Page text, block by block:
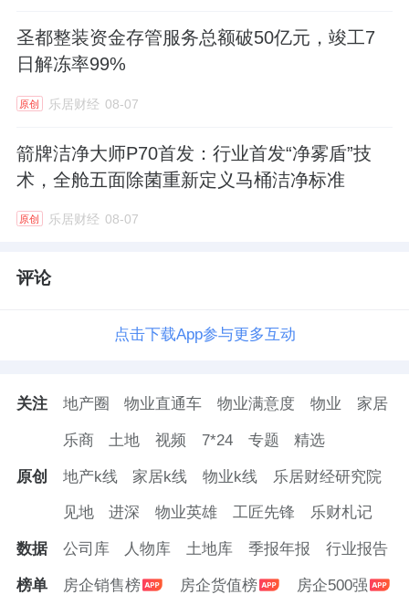
圣都整装资金存管服务总额破50亿元，竣工7
日解冻率99%
原创 乐居财经 08-07
箭牌洁净大师P70首发：行业首发“净雾盾”技
术，全舱五面除菌重新定义马桶洁净标准
原创 乐居财经 08-07
评论
点击下载App参与更多互动
关注 地产圈 物业直通车 物业满意度 物业 家居
乐商 土地 视频 7*24 专题 精选
原创 地产k线 家居k线 物业k线 乐居财经研究院
见地 进深 物业英雄 工匠先锋 乐财札记
数据 公司库 人物库 土地库 季报年报 行业报告
榜单 房企销售榜 房企货值榜 房企500强